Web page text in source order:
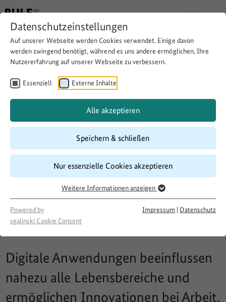
Datenschutzeinstellungen
Auf unserer Webseite werden Cookies verwendet. Einige davon
werden zwingend benötigt, während es uns andere ermöglichen, Ihre
Nutzererfahrung auf unserer Webseite zu verbessern.
Essenziell Externe Inhalte
Alle akzeptieren
Speichern & schließen
Nur essenzielle Cookies akzeptieren
Weitere Informationen anzeigen
Powered by
sgalinski Cookie Consent
Impressum | Datenschutz
Digitalisierung in
ländlichen Räumen
Digitale Anwendungen beeinflussen
nahezu alle Lebensbereiche und
ermöglichen Innovationen bei Arbeit,